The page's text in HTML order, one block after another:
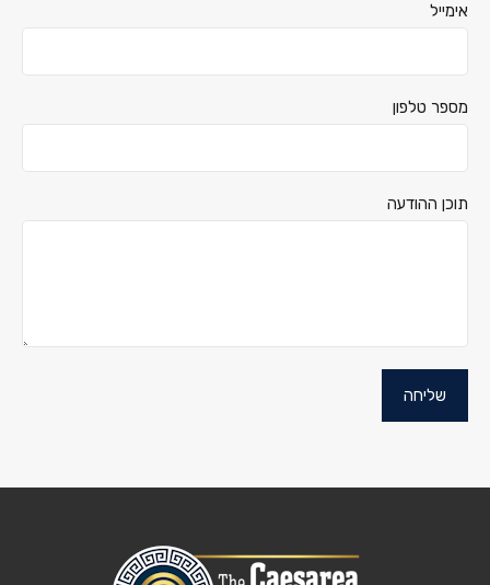
אימייל
מספר טלפון
תוכן ההודעה